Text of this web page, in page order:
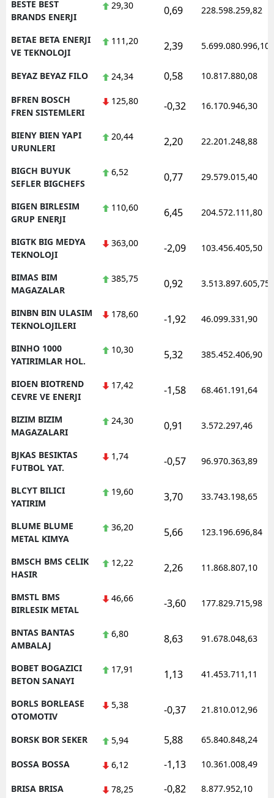
BESTE BEST
BRANDS ENERJI
29,30 0,69 228.598.259,82
BETAE BETA ENERJI
VE TEKNOLOJI
111,20 2,39 5.699.080.996,10
BEYAZ BEYAZ FILO 24,34 0,58 10.817.880,08
BFREN BOSCH
FREN SISTEMLERI
125,80 -0,32 16.170.946,30
BIENY BIEN YAPI
URUNLERI
20,44 2,20 22.201.248,88
BIGCH BUYUK
SEFLER BIGCHEFS
6,52 0,77 29.579.015,40
BIGEN BIRLESIM
GRUP ENERJI
110,60 6,45 204.572.111,80
BIGTK BIG MEDYA
TEKNOLOJI
363,00 -2,09 103.456.405,50
BIMAS BIM
MAGAZALAR
385,75 0,92 3.513.897.605,75
BINBN BIN ULASIM
TEKNOLOJILERI
178,60 -1,92 46.099.331,90
BINHO 1000
YATIRIMLAR HOL.
10,30 5,32 385.452.406,90
BIOEN BIOTREND
CEVRE VE ENERJI
17,42 -1,58 68.461.191,64
BIZIM BIZIM
MAGAZALARI
24,30 0,91 3.572.297,46
BJKAS BESIKTAS
FUTBOL YAT.
1,74 -0,57 96.970.363,89
BLCYT BILICI
YATIRIM
19,60 3,70 33.743.198,65
BLUME BLUME
METAL KIMYA
36,20 5,66 123.196.696,84
BMSCH BMS CELIK
HASIR
12,22 2,26 11.868.807,10
BMSTL BMS
BIRLESIK METAL
46,66 -3,60 177.829.715,98
BNTAS BANTAS
AMBALAJ
6,80 8,63 91.678.048,63
BOBET BOGAZICI
BETON SANAYI
17,91 1,13 41.453.711,11
BORLS BORLEASE
OTOMOTIV
5,38 -0,37 21.810.012,96
BORSK BOR SEKER 5,94 5,88 65.840.848,24
BOSSA BOSSA 6,12 -1,13 10.361.008,49
BRISA BRISA 78,25 -0,82 8.877.952,10